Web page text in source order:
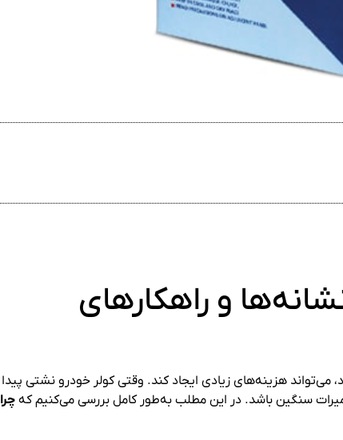
و راهکارهای
هزینه‌های زیادی ایجاد کند. وقتی کولر خودرو نشتی پیدا
سنگین باشد. در این مطلب به‌طور کامل بررسی می‌کنیم که چرا